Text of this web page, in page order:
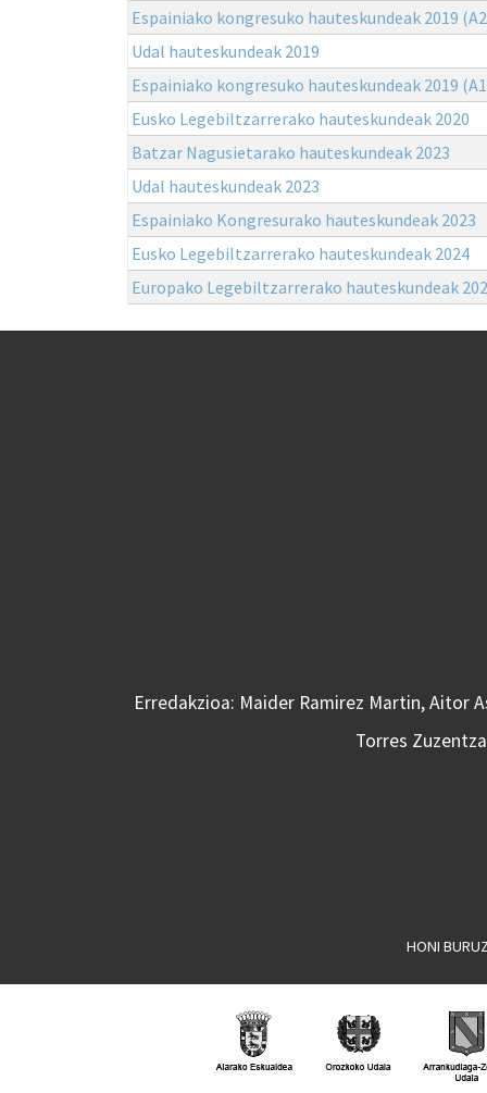
Espainiako kongresuko hauteskundeak 2019
Udal hauteskundeak 2019
Espainiako kongresuko hauteskundeak 2019
Eusko Legebiltzarrerako hauteskundeak 2020
Batzar Nagusietarako hauteskundeak 2023
Udal hauteskundeak 2023
Espainiako Kongresurako hauteskundeak 2023
Eusko Legebiltzarrerako hauteskundeak 2024
Europako Legebiltzarrerako hauteskundeak
Erredakzioa: Maider Ramirez Martin, Aitor
Torres
HONI BURUZ